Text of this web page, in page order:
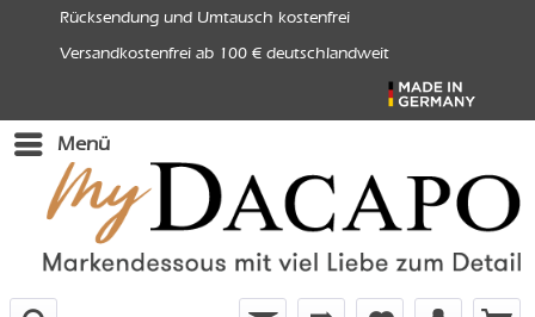
Rücksendung und Umtausch kostenfrei
Versandkostenfrei ab 100 € deutschlandweit
Menü